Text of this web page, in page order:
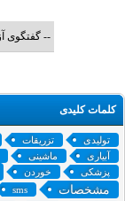
کلمات کلیدی
تولیدی تزریقات
آبیاری
ماشینی
پزشکی
خوردن
مشخصات sms